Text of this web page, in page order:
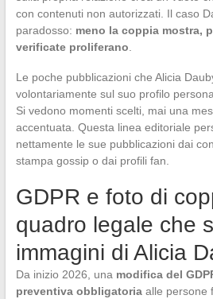
con contenuti non autorizzati. Il caso
paradosso: meno la coppia mostra,
verificate proliferano.
Le poche pubblicazioni che Alicia
volontariamente sul suo profilo
Si vedono momenti scelti, mai una
accentuata. Questa linea editoriale
nettamente le sue pubblicazioni dai
stampa gossip o dai profili fan.
GDPR e foto di
quadro legale che
immagini di Alicia
Da inizio 2026, una modifica del
preventiva obbligatoriaalle persone